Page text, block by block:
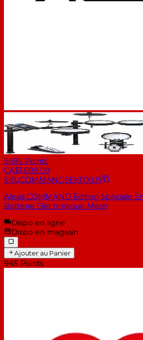
5495 Points
CA$1,099.00
SKUCOMMANDSEKITXUS
Alesis COMMAND Édition Spéciale
Batterie Électronique Mesh
Dispo en ligne
Dispo en magasin
Ajouter au Panier
945 Points